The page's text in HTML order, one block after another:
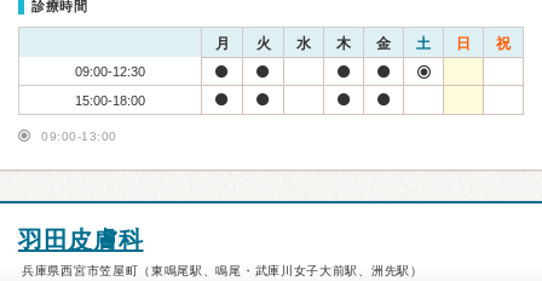
診療時間
月 火 水 木 金 土 日 祝
09:00-12:30
15:00-18:00
09:00-13:00
羽田皮膚科
兵庫県西宮市笠屋町（東鳴尾駅、鳴尾・武庫川女子大前駅、洲先駅）